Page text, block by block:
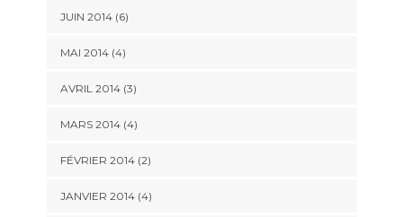
JUIN 2014(6)
MAI 2014(4)
AVRIL 2014(3)
MARS 2014(4)
FÉVRIER 2014(2)
JANVIER 2014(4)